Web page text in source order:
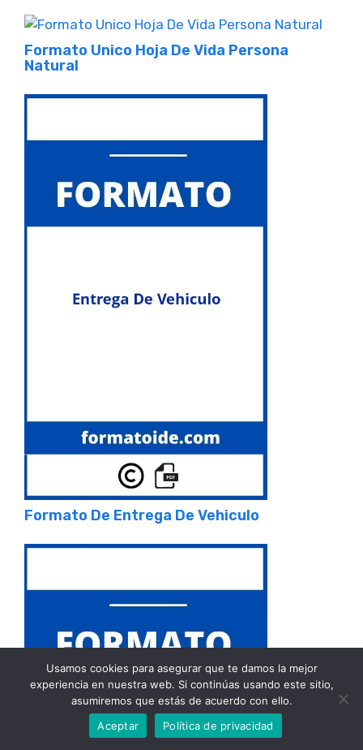
Formato Unico Hoja De Vida Persona
Natural
Formato De Entrega De Vehiculo
Usamos cookies para asegurar que te damos la mejor
experiencia en nuestra web. Si continúas usando este sitio,
asumiremos que estás de acuerdo con ello.
Aceptar
Política de privacidad